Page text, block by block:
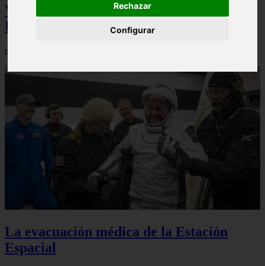
Rechazar
Configurar
Video Advertencias desde la cúspide de la
IA: Hinton y el posible colapso social
06/03/2026
La evacuación médica de la Estación
Espacial